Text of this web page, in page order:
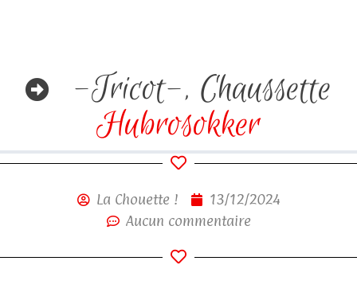
-Tricot-, Chaussette
Hubrosokker
La Chouette !
13/12/2024
Aucun commentaire